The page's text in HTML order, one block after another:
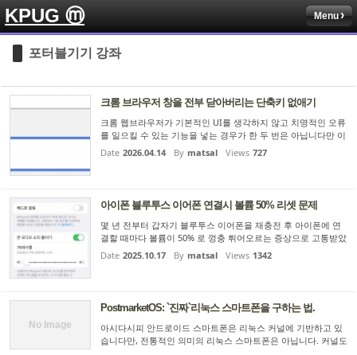
KPUG ⓜ Menu
포터블기기 강좌
크롬 브라우저 창을 전부 닫아버리는 단축키 없애기
크롬 웹브라우저가 기본적인 UI를 생각하지 않고 치명적인 오류
를 일으킬 수 있는 기능을 넣는 경우가 한 두 번은 아닙니다만 이
것만큼은 고치지 않고 넘어갈 수 없었습니다. 크롬 웹브라우저의
단축키 중 CTRL + SHIFT + W 키를 누르면 현재 보고 있는 창
Date 2026.04.14 By matsal Views 727
아이폰 블루투스 이어폰 연결시 볼륨 50% 리셋 문제
몇 년 전부터 갑자기 블루투스 이어폰을 재충전 후 아이폰에 연
결할 때마다 볼륨이 50% 로 껑충 튀어오르는 증상으로 고통받았
습니다. 이어폰 귀에 끼우자마자 무심코 재생버튼 누르면 쾅쾅하
는 하이볼륨이 귀를 때렸죠. 저는 TWS 이어폰을 여러개 운영중
Date 2025.10.17 By matsal Views 1342
No Image
PostmarketOS: `진짜`리눅스 스마트폰을 구하는 법.
아시다시피 안드로이드 스마트폰은 리눅스 커널에 기반하고 있
습니다만, 전통적인 의미의 리눅스 스마트폰은 아닙니다. 커널도
Sketchbook5, 스케치북5
Sketchbook5, 스케치북5
Sketchbook5, 스케치북5
Sketchbook5, 스케치북5